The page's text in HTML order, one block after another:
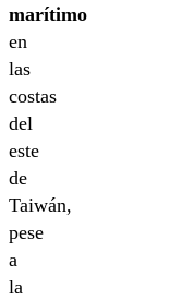
marítimo
en
las
costas
del
este
de
Taiwán,
pese
a
la